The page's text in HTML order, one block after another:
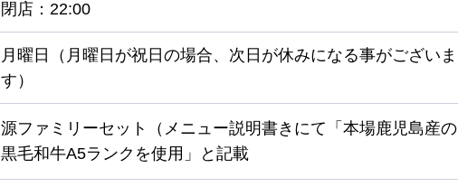
閉店：22:00
月曜日（月曜日が祝日の場合、次日が休みになる事がございま
す）
源ファミリーセット（メニュー説明書きにて「本場鹿児島産の
黒毛和牛A5ランクを使用」と記載